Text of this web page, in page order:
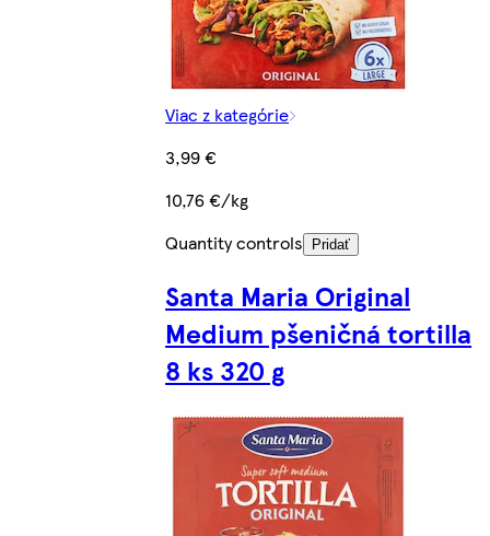
Viac z kategórie
3,99 €
10,76 €/kg
Quantity controls Pridať
Santa Maria Original
Medium pšeničná tortilla
8 ks 320 g